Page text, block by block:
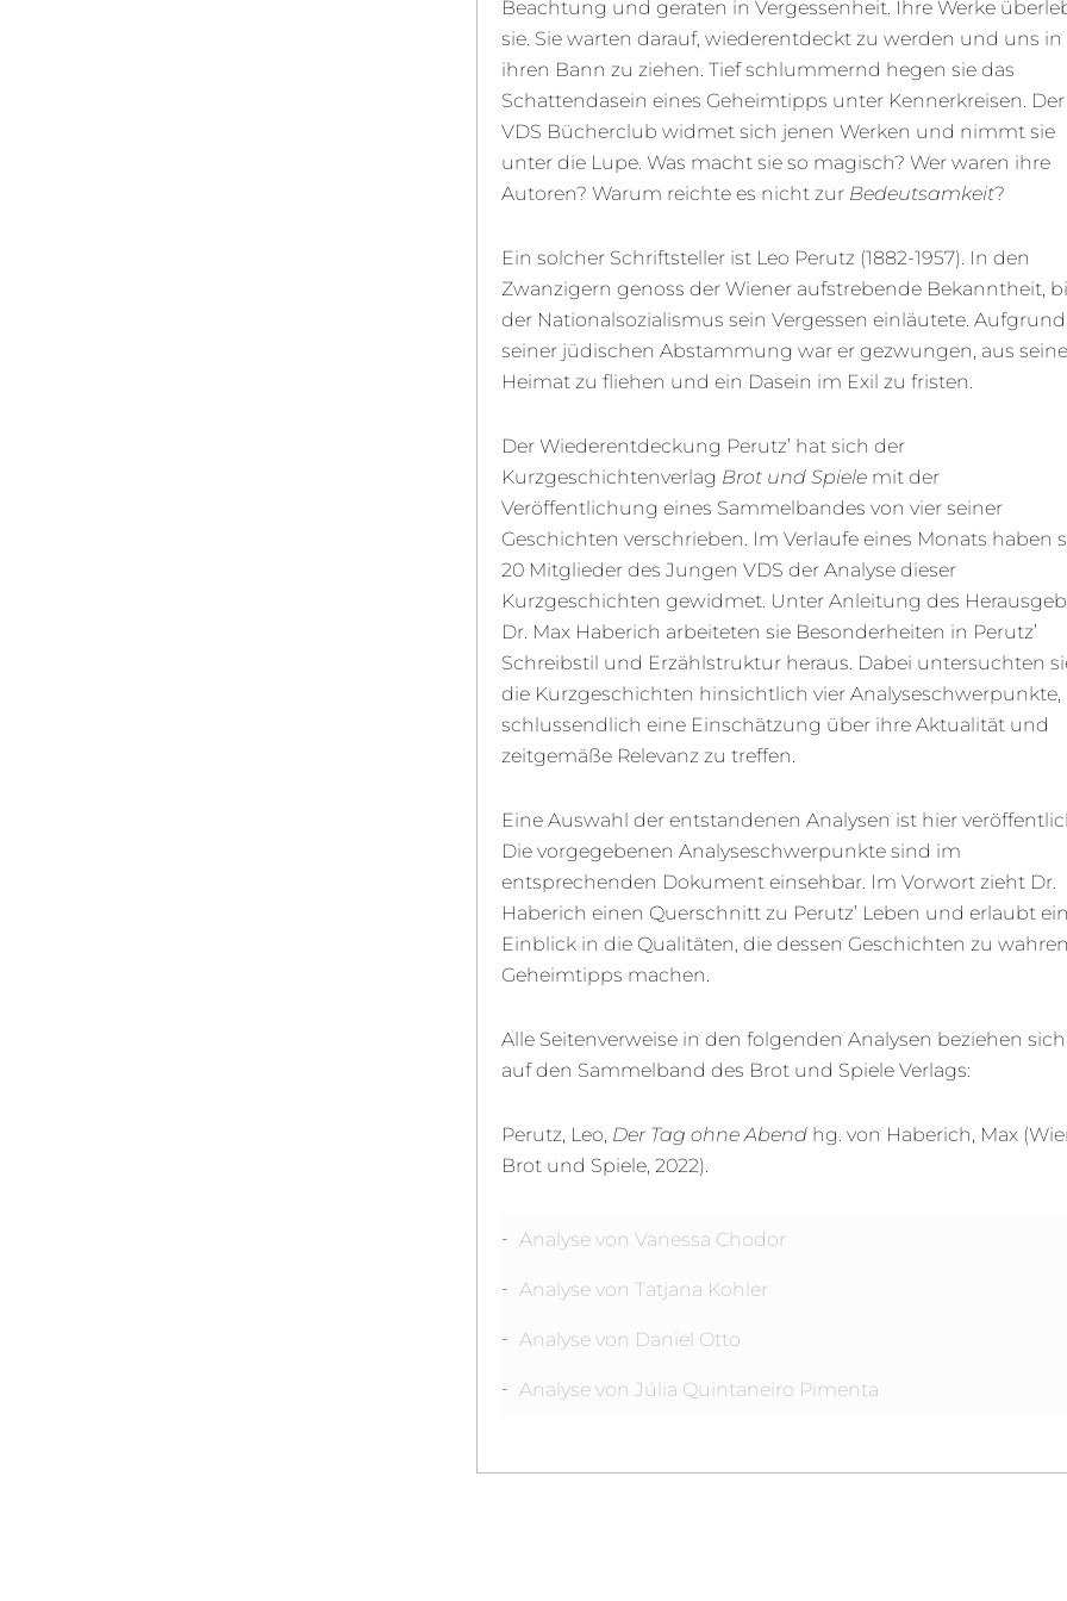
Beachtung und geraten in Vergessenheit. Ihre Werke
sie. Sie warten darauf, wiederentdeckt zu werden und uns in
ihren Bann zu ziehen. Tief schlummernd hegen sie das
Schattendasein eines Geheimtipps unter Kennerkreisen. Der
VDS Bücherclub widmet sich jenen Werken und nimmt sie
unter die Lupe. Was macht sie so magisch? Wer waren ihre
Autoren? Warum reichte es nicht zur Bedeutsamkeit?
Ein solcher Schriftsteller ist Leo Perutz (1882-1957). In den
Zwanzigern genoss der Wiener aufstrebende Bekanntheit,
der Nationalsozialismus sein Vergessen einläutete. Aufgrund
seiner jüdischen Abstammung war er gezwungen, aus
Heimat zu fliehen und ein Dasein im Exil zu fristen.
Der Wiederentdeckung Perutz’ hat sich der
Kurzgeschichtenverlag Brot und Spiele mit der
Veröffentlichung eines Sammelbandes von vier seiner
Geschichten verschrieben. Im Verlaufe eines Monats haben
20 Mitglieder des Jungen VDS der Analyse dieser
Kurzgeschichten gewidmet. Unter Anleitung des
Dr. Max Haberich arbeiteten sie Besonderheiten in Perutz’
Schreibstil und Erzählstruktur heraus. Dabei untersuchten
die Kurzgeschichten hinsichtlich vier
schlussendlich eine Einschätzung über ihre Aktualität und
zeitgemäße Relevanz zu treffen.
Eine Auswahl der entstandenen Analysen ist hier
Die vorgegebenen Analyseschwerpunkte sind im
entsprechenden Dokument einsehbar. Im Vorwort zieht Dr.
Haberich einen Querschnitt zu Perutz’ Leben und erlaubt
Einblick in die Qualitäten, die dessen Geschichten zu
Geheimtipps machen.
Alle Seitenverweise in den folgenden Analysen beziehen sich
auf den Sammelband des Brot und Spiele Verlags:
Perutz, Leo, Der Tag ohne Abend hg. von Haberich, Max
Brot und Spiele, 2022).
Analyse von Vanessa Chodor
Analyse von Tatjana Kohler
Analyse von Daniel Otto
Analyse von Júlia Quintaneiro Pimenta